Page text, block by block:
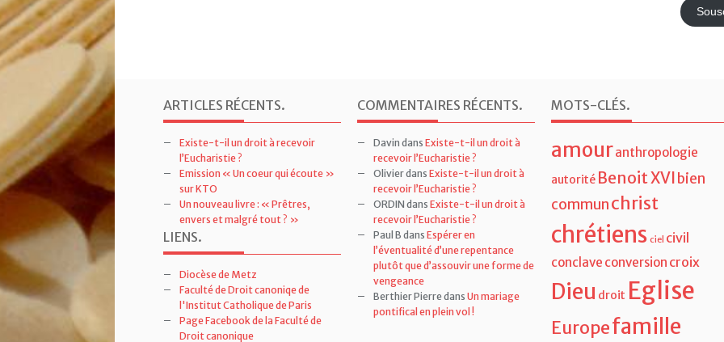
mail
ARTICLES RÉCENTS.
Existe-t-il un droit à recevoir
l’Eucharistie ?
Emission « Un coeur qui écoute »
sur KTO
Un nouveau livre : « Prêtres,
envers et malgré tout ? »
LIENS.
Diocèse de Metz
Faculté de Droit canoniqe de
l'Institut Catholique de Paris
Page Facebook de la Faculté de
Droit canonique
COMMENTAIRES RÉCENTS.
Davin dans Existe-t-il un droit à
recevoir l’Eucharistie ?
Olivierdans Existe-t-il un droit à
recevoir l’Eucharistie ?
ORDIN dans Existe-t-il un droit à
recevoir l’Eucharistie ?
Paul B dans Espérer en
l’éventualité d’une repentance
plutôt que d’assouvir une forme de
vengeance
Berthier Pierredans Un mariage
pontifical en plein vol !
MOTS-CLÉS.
amouranthropologie
autorité Benoit XVIbien
communchrist
chrétiens ciel civil
conclave conversion croix
Dieu droit Eglise
Europefamille